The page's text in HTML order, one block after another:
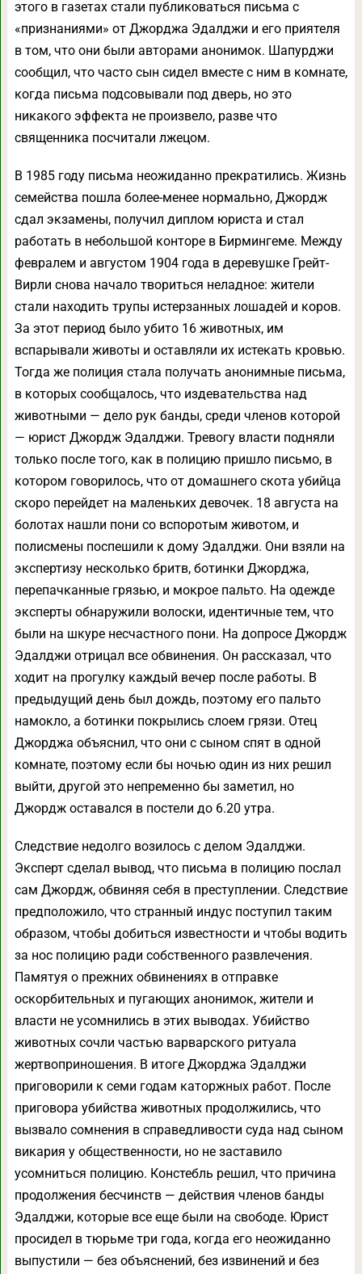
этого в газетах стали публиковаться письма с
«признаниями» от Джорджа Эдалджи и его приятеля
в том, что они были авторами анонимок. Шапурджи
сообщил, что часто сын сидел вместе с ним в комнате,
когда письма подсовывали под дверь, но это
никакого эффекта не произвело, разве что
священника посчитали лжецом.
В 1985 году письма неожиданно прекратились. Жизнь
семейства пошла более-менее нормально, Джордж
сдал экзамены, получил диплом юриста и стал
работать в небольшой конторе в Бирмингеме. Между
февралем и августом 1904 года в деревушке Грейт-
Вирли снова начало твориться неладное: жители
стали находить трупы истерзанных лошадей и коров.
За этот период было убито 16 животных, им
вспарывали животы и оставляли их истекать кровью.
Тогда же полиция стала получать анонимные письма,
в которых сообщалось, что издевательства над
животными — дело рук банды, среди членов которой
— юрист Джордж Эдалджи. Тревогу власти подняли
только после того, как в полицию пришло письмо, в
котором говорилось, что от домашнего скота убийца
скоро перейдет на маленьких девочек. 18 августа на
болотах нашли пони со вспоротым животом, и
полисмены поспешили к дому Эдалджи. Они взяли на
экспертизу несколько бритв, ботинки Джорджа,
перепачканные грязью, и мокрое пальто. На одежде
эксперты обнаружили волоски, идентичные тем, что
были на шкуре несчастного пони. На допросе Джордж
Эдалджи отрицал все обвинения. Он рассказал, что
ходит на прогулку каждый вечер после работы. В
предыдущий день был дождь, поэтому его пальто
намокло, а ботинки покрылись слоем грязи. Отец
Джорджа объяснил, что они с сыном спят в одной
комнате, поэтому если бы ночью один из них решил
выйти, другой это непременно бы заметил, но
Джордж оставался в постели до 6.20 утра.
Следствие недолго возилось с делом Эдалджи.
Эксперт сделал вывод, что письма в полицию послал
сам Джордж, обвиняя себя в преступлении. Следствие
предположило, что странный индус поступил таким
образом, чтобы добиться известности и чтобы водить
за нос полицию ради собственного развлечения.
Памятуя о прежних обвинениях в отправке
оскорбительных и пугающих анонимок, жители и
власти не усомнились в этих выводах. Убийство
животных сочли частью варварского ритуала
жертвоприношения. В итоге Джорджа Эдалджи
приговорили к семи годам каторжных работ. После
приговора убийства животных продолжились, что
вызвало сомнения в справедливости суда над сыном
викария у общественности, но не заставило
усомниться полицию. Констебль решил, что причина
продолжения бесчинств — действия членов банды
Эдалджи, которые все еще были на свободе. Юрист
просидел в тюрьме три года, когда его неожиданно
выпустили — без объяснений, без извинений и без